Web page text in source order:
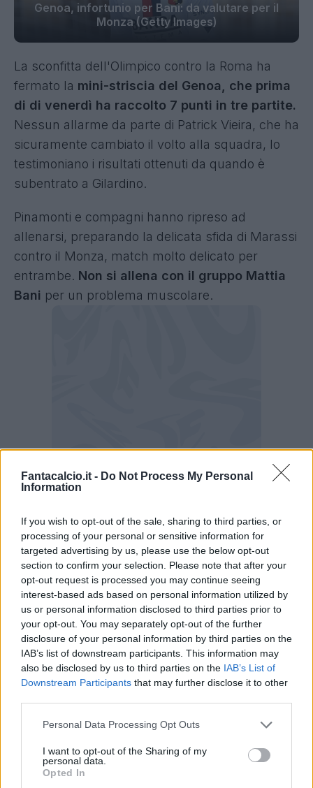
Fantacalcio.it - Do Not Process My Personal
Information
If you wish to opt-out of the sale, sharing to third parties, or
processing of your personal or sensitive information for
targeted advertising by us, please use the below opt-out
section to confirm your selection. Please note that after your
opt-out request is processed you may continue seeing
interest-based ads based on personal information utilized by
us or personal information disclosed to third parties prior to
your opt-out. You may separately opt-out of the further
disclosure of your personal information by third parties on the
IAB’s list of downstream participants. This information may
also be disclosed by us to third parties on the IAB’s List of
Downstream Participants that may further disclose it to other
Personal Data Processing Opt Outs
I want to opt-out of the Sharing of my
personal data.
Opted In
Genoa, infortunio per Bani: da valutare per il
Monza (Getty Images)
La sconfitta dell'Olimpico contro la Roma ha
fermato la mini-striscia del Genoa, che prima
di di venerdì ha raccolto 7 punti in tre partite.
Nessun allarme da parte di Patrick Vieira, che ha
sicuramente cambiato il volto alla squadra, lo
testimoniano i risultati ottenuti da quando è
subentrato a Gilardino.
Pinamonti e compagni hanno ripreso ad
allenarsi, preparando la delicata sfida di Marassi
contro il Monza, match molto delicato per
entrambe. Non si allena con il gruppo Mattia
Bani per un problema muscolare.
Genoa, il report dell'allenamento: out
Bani
"Dopo due giorni di fermo attività, è ripresa
la preparazione del team reduce in
campionato dalla trasferta allo stadio
Olimpico. Patrick Vieira ha riabbracciato il
gruppo proponendo un programma di
esercitazioni miste, tra parte tecnica e
atletica. Terapie mediche e fisiche per il
vice-capitano Bani: gli accertamenti hanno
messo in rilievo un lieve risentimento e le
prossimi giorni. In settimana sono previste
le prove di rientro per alcuni elementi sulla